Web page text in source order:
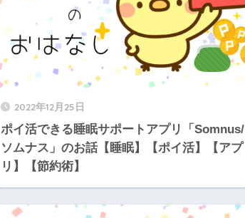
2022年12月25日
ポイ活できる睡眠サポートアプリ「Somnus/
ソムナス」のお話【睡眠】【ポイ活】【アプ
リ】【節約術】